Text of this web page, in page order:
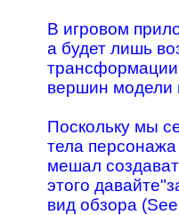
В игровом
а будет лишь
вершин модели
Поскольку мы
тела
мешал
этого
вид обзора